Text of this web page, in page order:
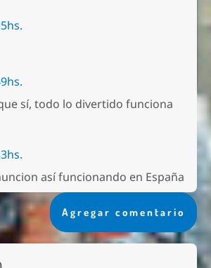
sí, todo lo divertido funciona
así funcionando en España
Agregar comentario